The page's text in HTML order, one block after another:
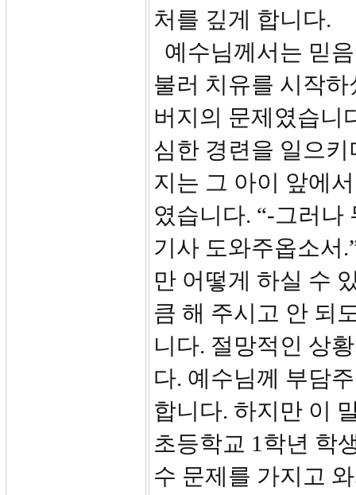
처를 깊게 합니다.
예수님께서는 믿
불러 치유를 시작
버지의 문제였습니
심한 경련을 일으
지는 그 아이 앞에
였습니다. “-그러나
기사 도와주옵소서
만 어떻게 하실 수
큼 해 주시고 안 되
니다. 절망적인 상
다. 예수님께 부담
합니다. 하지만 이
초등학교 1학년 학
수 문제를 가지고